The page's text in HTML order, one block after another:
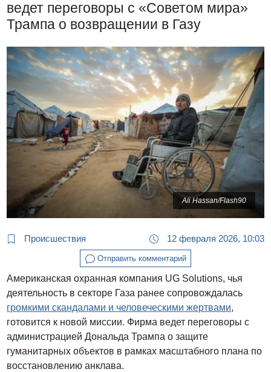
ведет переговоры с «Советом мира»
Трампа о возвращении в Газу
Ali Hassan/Flash90
Происшествия 12 февраля 2026, 10:03
Отправить комментарий
Американская охранная компания UG Solutions, чья
деятельность в секторе Газа ранее сопровождалась
громкими скандалами и человеческими жертвами,
готовится к новой миссии. Фирма ведет переговоры с
администрацией Дональда Трампа о защите
гуманитарных объектов в рамках масштабного плана по
восстановлению анклава.